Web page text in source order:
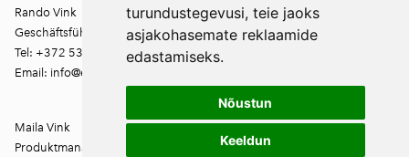
turundustegevusi, teie jaoks
asjakohasemate reklaamide
edastamiseks.
Nõustun
Keeldun
Rando Vink
Geschäftsführer
Tel: +372 53444844
Email: info@ebakudoonia.ee
Maila Vink
Produktmanager